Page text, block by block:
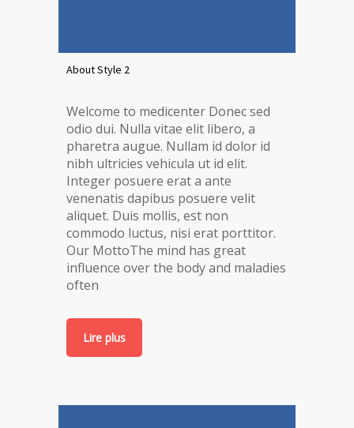
About Style 2
Welcome to medicenter Donec sed
odio dui. Nulla vitae elit libero, a
pharetra augue. Nullam id dolor id
nibh ultricies vehicula ut id elit.
Integer posuere erat a ante
venenatis dapibus posuere velit
aliquet. Duis mollis, est non
commodo luctus, nisi erat porttitor.
Our MottoThe mind has great
influence over the body and maladies
often
Lire plus